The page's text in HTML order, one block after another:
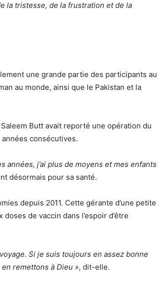
la tristesse, de la frustration et de la
une grande partie des participants au
au monde, ainsi que le Pakistan et la
Butt avait reporté une opération du
consécutives.
années, j’ai plus de moyens et mes enfants
désormais pour sa santé.
depuis 2011. Cette gérante d’une petite
de vaccin dans l’espoir d’être
Si je suis toujours en assez bonne
remettons à Dieu », dit-elle.